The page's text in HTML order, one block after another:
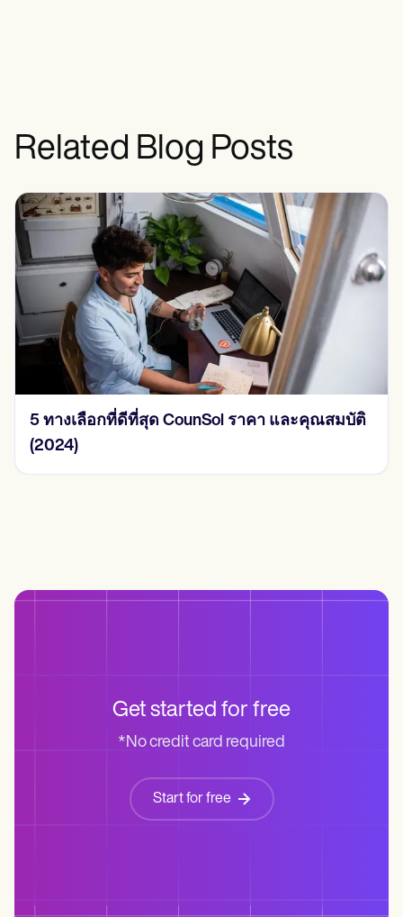
Related Blog Posts
5 ทางเลือกที่ดีที่สุด CounSol ราคา และคุณสมบัติ
(2024)
Get started for free
*No credit card required
Start for free